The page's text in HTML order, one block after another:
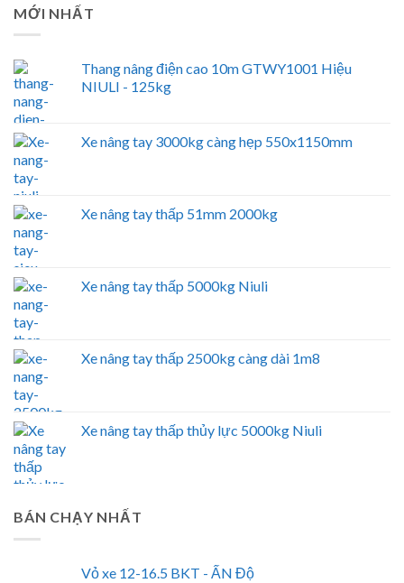
MỚI NHẤT
Thang nâng điện cao 10m GTWY1001 Hiệu
NIULI - 125kg
Xe nâng tay 3000kg càng hẹp 550x1150mm
Xe nâng tay thấp 51mm 2000kg
Xe nâng tay thấp 5000kg Niuli
Xe nâng tay thấp 2500kg càng dài 1m8
Xe nâng tay thấp thủy lực 5000kg Niuli
BÁN CHẠY NHẤT
Vỏ xe 12-16.5 BKT - ẤN Độ